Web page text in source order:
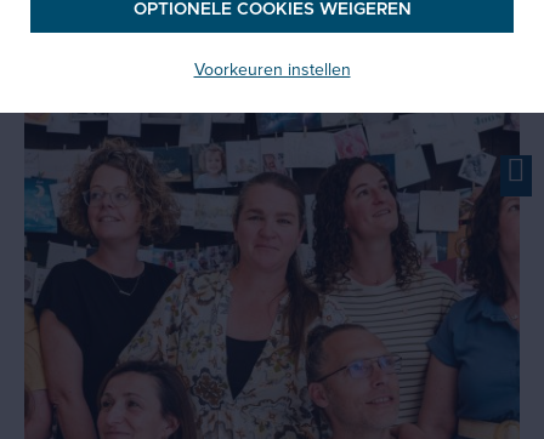
OPTIONELE COOKIES WEIGEREN
Voorkeuren instellen
Ook interessant